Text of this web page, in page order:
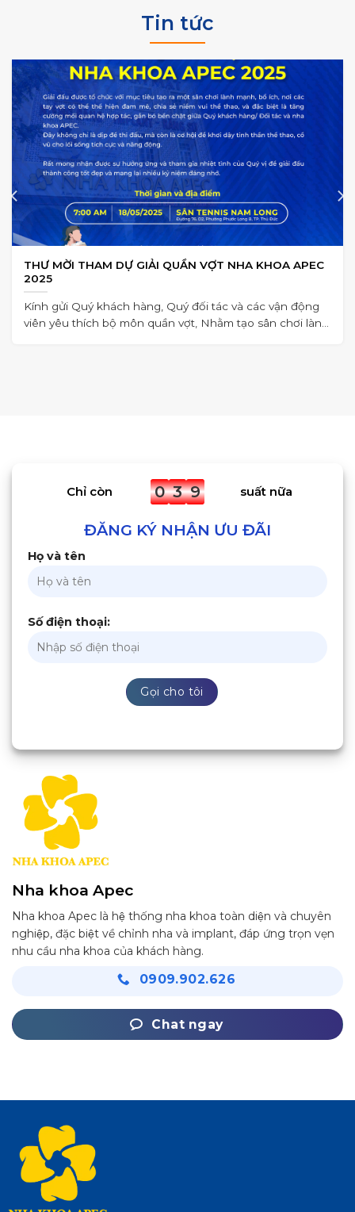
Tin tức
THƯ MỜI THAM DỰ GIẢI QUẦN VỢT NHA KHOA APEC
2025
Kính gửi Quý khách hàng, Quý đối tác và các vận động
viên yêu thích bộ môn quần vợt, Nhằm tạo sân chơi lành
Chỉ còn 0 3 9 suất nữa
ĐĂNG KÝ NHẬN ƯU ĐÃI
Họ và tên
Số điện thoại:
Nha khoa Apec
Nha khoa Apec là hệ thống nha khoa toàn diện và chuyên
nghiệp, đặc biệt về chỉnh nha và implant, đáp ứng trọn vẹn
nhu cầu nha khoa của khách hàng.
0909.902.626
Chat ngay